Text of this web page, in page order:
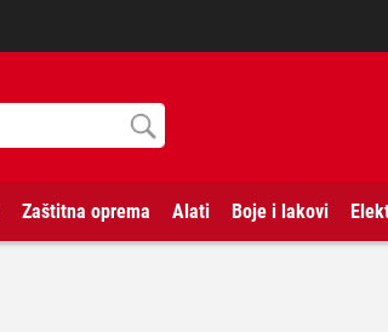
Zaštitna oprema Alati Boje i lakovi